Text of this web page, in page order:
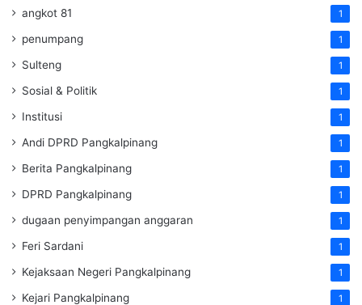
angkot 81 1
penumpang 1
Sulteng 1
Sosial & Politik 1
Institusi 1
Andi DPRD Pangkalpinang 1
Berita Pangkalpinang 1
DPRD Pangkalpinang 1
dugaan penyimpangan anggaran 1
Feri Sardani 1
Kejaksaan Negeri Pangkalpinang 1
Kejari Pangkalpinang 1